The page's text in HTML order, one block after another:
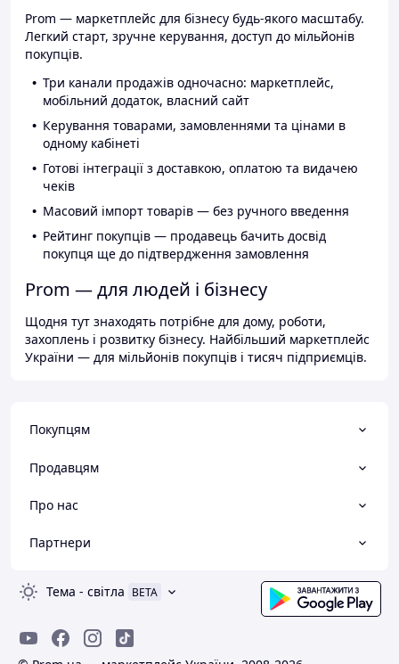
Prom — маркетплейс для бізнесу будь-якого масштабу.
Легкий старт, зручне керування, доступ до мільйонів
покупців.
Три канали продажів одночасно: маркетплейс,
мобільний додаток, власний сайт
Керування товарами, замовленнями та цінами в
одному кабінеті
Готові інтеграції з доставкою, оплатою та видачею
чеків
Масовий імпорт товарів — без ручного введення
Рейтинг покупців — продавець бачить досвід
покупця ще до підтвердження замовлення
Prom — для людей і бізнесу
Щодня тут знаходять потрібне для дому, роботи,
захоплень і розвитку бізнесу. Найбільший маркетплейс
України — для мільйонів покупців і тисяч підприємців.
Покупцям
Продавцям
Про нас
Партнери
Тема - світла BETA